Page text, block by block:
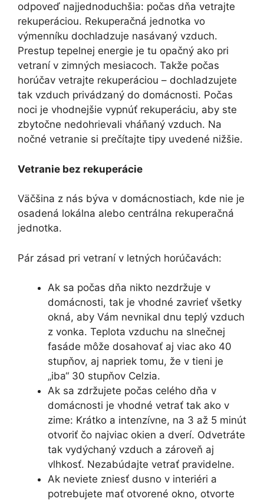
odpoveď najjednoduchšia: počas dňa vetrajte
rekuperáciou. Rekuperačná jednotka vo
výmenníku dochladzuje nasávaný vzduch.
Prestup tepelnej energie je tu opačný ako pri
vetraní v zimných mesiacoch. Takže počas
horúčav vetrajte rekuperáciou – dochladzujete
tak vzduch privádzaný do domácnosti. Počas
noci je vhodnejšie vypnúť rekuperáciu, aby ste
zbytočne nedohrievali vháňaný vzduch. Na
nočné vetranie si prečítajte tipy uvedené nižšie.
Vetranie bez rekuperácie
Väčšina z nás býva v domácnostiach, kde nie je
osadená lokálna alebo centrálna rekuperačná
jednotka.
Pár zásad pri vetraní v letných horúčavách:
Ak sa počas dňa nikto nezdržuje v
domácnosti, tak je vhodné zavrieť všetky
okná, aby Vám nevnikal dnu teplý vzduch
z vonka. Teplota vzduchu na slnečnej
fasáde môže dosahovať aj viac ako 40
stupňov, aj napriek tomu, že v tieni je
„iba“ 30 stupňov Celzia.
Ak sa zdržujete počas celého dňa v
domácnosti je vhodné vetrať tak ako v
zime: Krátko a intenzívne, na 3 až 5 minút
otvoriť čo najviac okien a dverí. Odvetráte
tak vydýchaný vzduch a zároveň aj
vlhkosť. Nezabúdajte vetrať pravidelne.
Ak neviete zniesť dusno v interiéri a
potrebujete mať otvorené okno, otvorte